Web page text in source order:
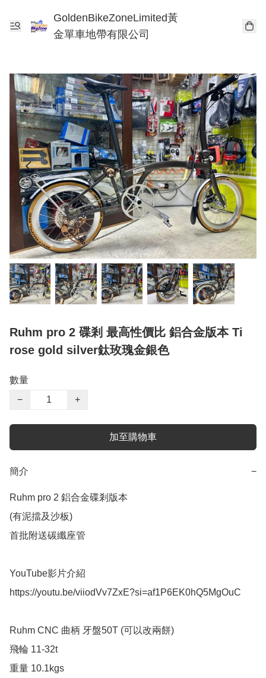
GoldenBikeZoneLimited黃
金單車地帶有限公司
Ruhm pro 2 碟剎 最高性價比 鋁合金版本 Ti
rose gold silver鈦玫瑰金銀色
數量
−
+
加至購物車
簡介 −
Ruhm pro 2 鋁合金碟剎版本
(有泥擋及沙板)
首批附送碳纖座管
YouTube影片介紹
https://youtu.be/viiodVv7ZxE?si=af1P6EK0hQ5MgOuC
Ruhm CNC 曲柄 牙盤50T (可以改兩餅)
飛輪 11-32t
重量 10.1kgs